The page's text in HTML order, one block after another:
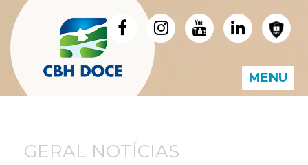
MENU
GERAL NOTÍCIAS